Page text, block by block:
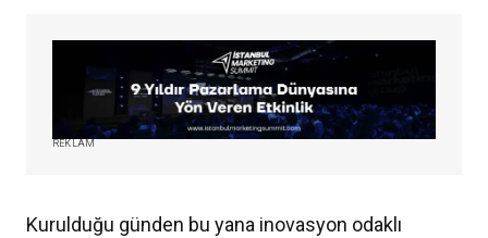
REKLAM
Kurulduğu günden bu yana inovasyon odaklı